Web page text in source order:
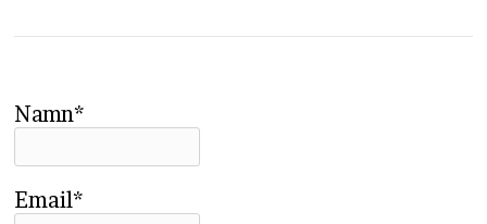
Namn*
Email*